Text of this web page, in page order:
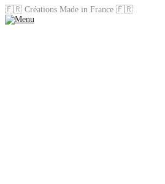
🇫🇷 Créations Made in France 🇫🇷